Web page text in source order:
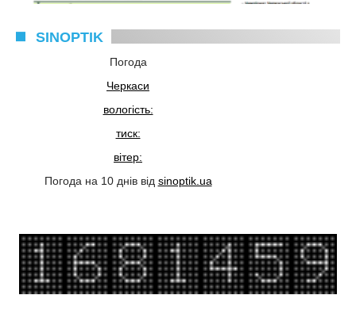
SINOPTIK
Погода
Черкаси
вологість:
тиск:
вітер:
Погода на 10 днів від sinoptik.ua